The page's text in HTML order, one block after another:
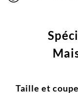
Taille et coupe